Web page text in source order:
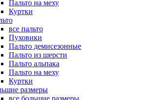
Пальто на меху
Куртки
все пальто
Пуховики
Пальто демисезонные
Пальто из шерсти
Пальто альпака
Пальто на меху
Куртки
размеры
все большие размеры